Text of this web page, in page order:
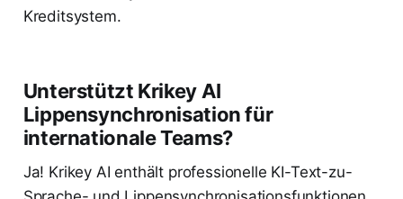
Kreditsystem.
Unterstützt Krikey AI
Lippensynchronisation für
internationale Teams?
Ja! Krikey AI enthält professionelle KI-Text-zu-